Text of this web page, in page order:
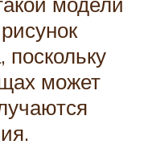
поскольку
может